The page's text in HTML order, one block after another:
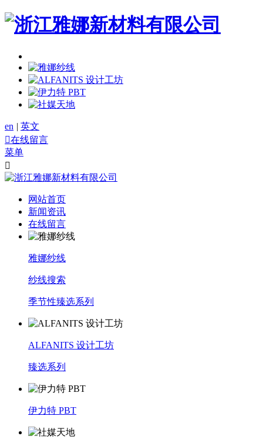
en | 英文
在线留言
菜单

网站首页
新闻资讯
在线留言
雅娜纱线
纱线搜索
季节性臻选系列
ALFANITS 设计工坊
臻选系列
伊力特 PBT